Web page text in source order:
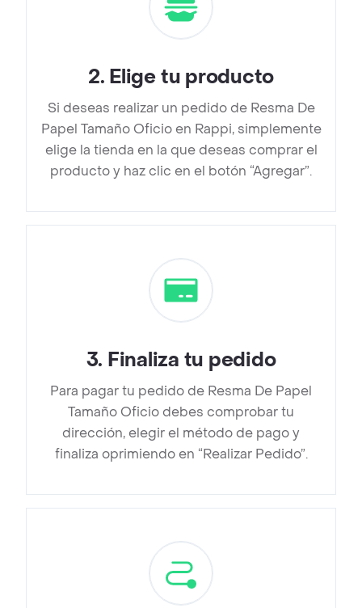
2. Elige tu producto
Si deseas realizar un pedido de Resma De
Papel Tamaño Oficio en Rappi, simplemente
elige la tienda en la que deseas comprar el
producto y haz clic en el botón “Agregar”.
3. Finaliza tu pedido
Para pagar tu pedido de Resma De Papel
Tamaño Oficio debes comprobar tu
dirección, elegir el método de pago y
finaliza oprimiendo en “Realizar Pedido”.